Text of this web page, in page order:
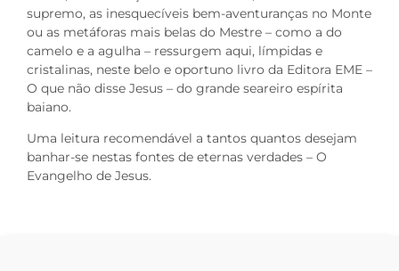
supremo, as inesquecíveis bem-aventuranças no Monte
ou as metáforas mais belas do Mestre – como a do
camelo e a agulha – ressurgem aqui, límpidas e
cristalinas, neste belo e oportuno livro da Editora EME –
O que não disse Jesus – do grande seareiro espírita
baiano.
Uma leitura recomendável a tantos quantos desejam
banhar-se nestas fontes de eternas verdades – O
Evangelho de Jesus.